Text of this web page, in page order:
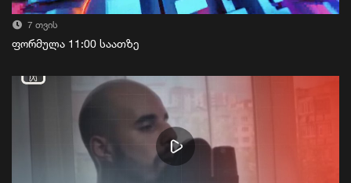
7 თვის
ფორმულა 11:00 საათზე